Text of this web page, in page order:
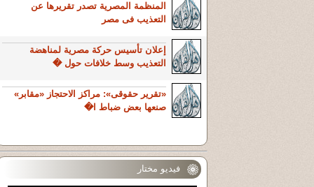
المنظمة المصرية تصدر تقريرها عن
التعذيب فى مصر
إعلان تأسيس حركة مصرية لمناهضة
التعذيب وسط خلافات حول �
«تقرير حقوقى»: مراكز الاحتجاز «مقابر»
صنعها بعض ضباط ا�
فيديو مختار